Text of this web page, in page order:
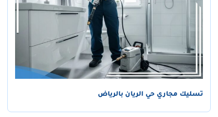
تسليك مجاري حي الريان بالرياض